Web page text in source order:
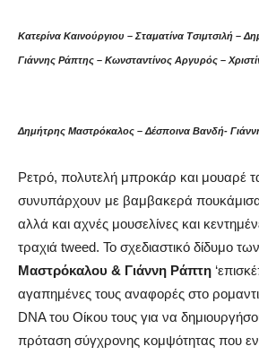
Κατερίνα Καινούργιου – Σταματίνα Τσιμτσιλή –
Γιάννης Ράπτης – Κωνσταντίνος Αργυρός –
Δημήτρης Μαστρόκαλος – Δέσποινα Βανδή-
Ρετρό, πολυτελή μπροκάρ και μουαρέ
συνυπάρχουν με βαμβακερά
αλλά και αχνές μουσελίνες και
τραχιά tweed. Το σχεδιαστικό δίδυμο των
Μαστρόκαλου & Γιάννη Ράπτη
αγαπημένες τους αναφορές στο
DNA του Οίκου τους για να
πρόταση σύγχρονης κομψότητας που